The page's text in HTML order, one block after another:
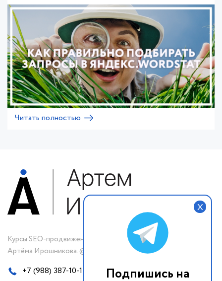
Читать полностью
Курсы SEO-продвижения
Артёма Ирошникова. © 2019-2023 г.
+7 (988) 387-10-17 Подпишись на
X